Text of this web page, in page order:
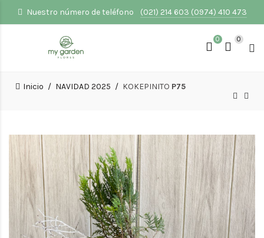
Nuestro número de teléfono (021) 214 603 (0974) 410 473
0 0
Inicio NAVIDAD 2025 KOKEPINITO P75